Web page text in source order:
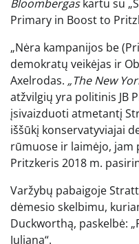
Bloombergaskartu su
Primary in Boost to
„Nėra kampanijos be
demokratų veikėjas ir
Axelrodas. „The New
atžvilgių yra politinis JB
įsivaizduoti atmetantį
iššūkį konservatyviajai
rūmuose ir laimėjo, jam
Pritzkeris 2018 m.
Varžybų pabaigoje
dėmesio skelbimu,
Duckworthą, paskelbė:
Julianą“.